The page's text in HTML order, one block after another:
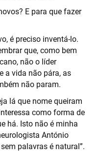
E para que fazer
é preciso inventá-lo.
que, como bem
não o líder
a vida não pára, as
não param.
lá que nome queiram
como forma de
há. Isto não é minha
António
palavras é natural”.